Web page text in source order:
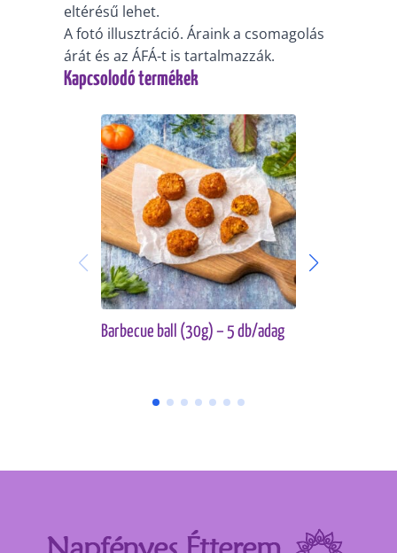
eltérésű lehet.
A fotó illusztráció. Áraink a csomagolás
árát és az ÁFÁ-t is tartalmazzák.
Kapcsolodó termékek
Barbecue ball (30g) – 5 db/adag